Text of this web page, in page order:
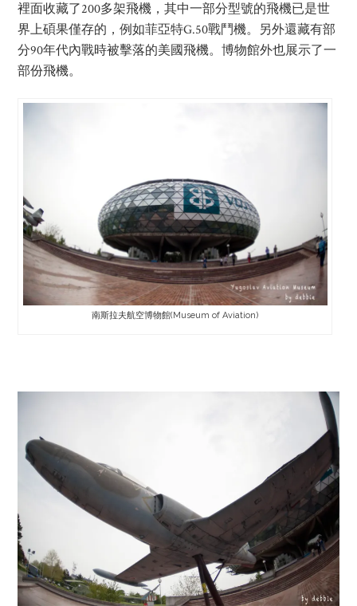
裡面收藏了200多架飛機，其中一部分型號的飛機已是世
界上碩果僅存的，例如菲亞特G.50戰鬥機。另外還藏有部
分90年代內戰時被擊落的美國飛機。博物館外也展示了一
部份飛機。
南斯拉夫航空博物館(Museum of Aviation)